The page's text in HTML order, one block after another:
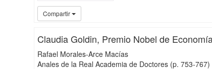
Compartir
Claudia Goldin, Premio Nobel de
Rafael Morales-Arce Macías
Anales de la Real Academia de Doctores (p. 753-767)